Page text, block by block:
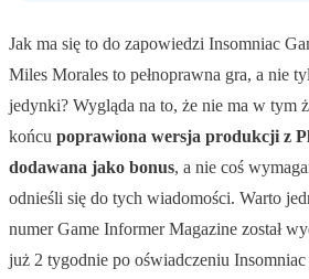
Jak ma się to do zapowiedzi Insomniac
Miles Morales to pełnoprawna gra, a nie
jedynki? Wygląda na to, że nie ma w tym
końcu poprawiona wersja produkcji z
dodawana jako bonus, a nie coś
odnieśli się do tych wiadomości. Warto
numer Game Informer Magazine został
już 2 tygodnie po oświadczeniu